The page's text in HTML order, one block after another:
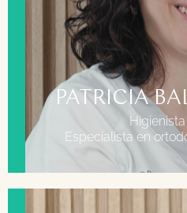
PATRICIA
Especialista en
Grado superior en
Grado superior